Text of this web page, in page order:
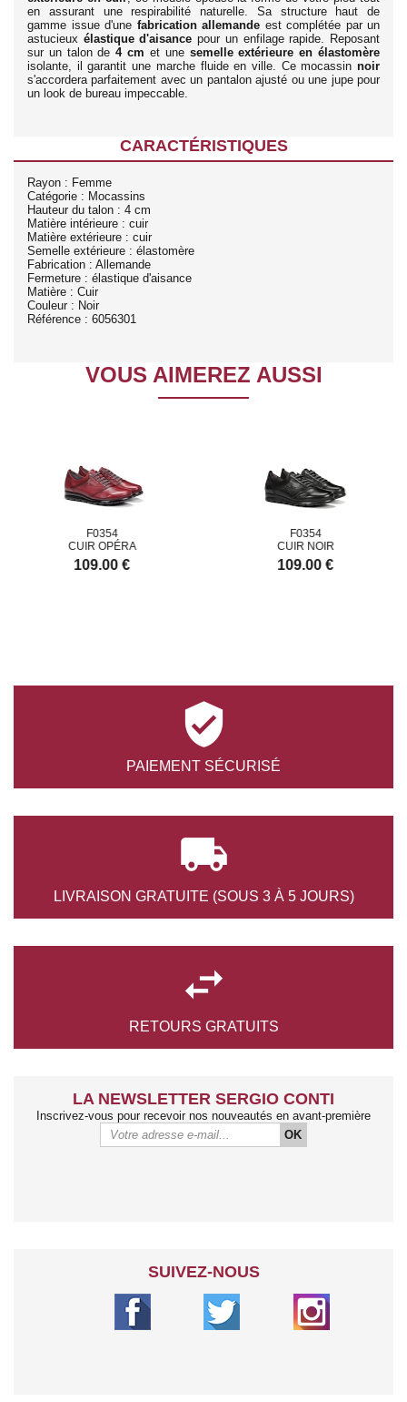
en assurant une respirabilité naturelle. Sa structure haut de
gamme issue d'une fabrication allemande est complétée par un
astucieux élastique d'aisance pour un enfilage rapide. Reposant
sur un talon de4 cm et une semelle extérieure en élastomère
isolante, il garantit une marche fluide en ville. Ce mocassin noir
s'accordera parfaitement avec un pantalon ajusté ou une jupe pour
un look de bureau impeccable.
CARACTÉRISTIQUES
Rayon : Femme
Catégorie : Mocassins
Hauteur du talon : 4 cm
Matière intérieure : cuir
Matière extérieure : cuir
Semelle extérieure : élastomère
Fabrication : Allemande
Fermeture : élastique d'aisance
Matière : Cuir
Couleur : Noir
Référence : 6056301
VOUS AIMEREZ AUSSI
F0354
CUIR OPÉRA
109.00 €
F0354
CUIR NOIR
109.00 €

PAIEMENT SÉCURISÉ

LIVRAISON GRATUITE (SOUS 3 À 5 JOURS)

RETOURS GRATUITS
LA NEWSLETTER SERGIO CONTI
Inscrivez-vous pour recevoir nos nouveautés en avant-première
OK
SUIVEZ-NOUS